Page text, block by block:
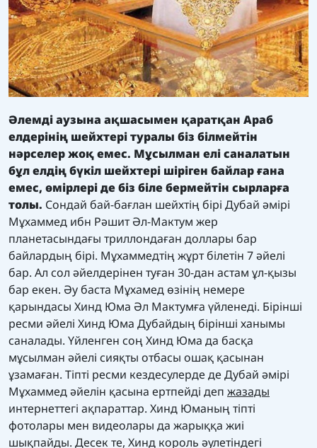
Әлемді аузына ақшасымен қаратқан Араб
елдерінің шейхтері туралы біз білмейтін
нәрселер жоқ емес. Мұсылман елі саналатын
бұл елдің бүкіл шейхтері шіріген байлар ғана
емес, өмірлері де біз біле бермейтін сырларға
толы. Сондай бай-бағлан шейхтің бірі Дубай әмірі
Мұхаммед ибн Рәшит Әл-Мактум жер
планетасындағы триллондаған доллары бар
байлардың бірі. Мұхаммедтің жұрт білетін 7 әйелі
бар. Ал сол әйелдерінен туған 30-дан астам ұл-қызы
бар екен. Әу баста Мұхамед өзінің немере
қарындасы Хинд Юма Әл Мактумға үйленеді. Бірінші
ресми әйелі Хинд Юма Дубайдың бірінші ханымы
саналады. Үйленген соң Хинд Юма да басқа
мұсылман әйелі сияқты отбасы ошақ қасынан
ұзамаған. Тіпті ресми кездесулерде де Дубай әмірі
Мұхаммед әйелін қасына ертпейді деп жазады
интернеттегі ақпараттар. Хинд Юманың тіпті
фотолары мен видеолары да жарыққа жиі
шықпайды. Десек те, Хинд король әулетіндегі